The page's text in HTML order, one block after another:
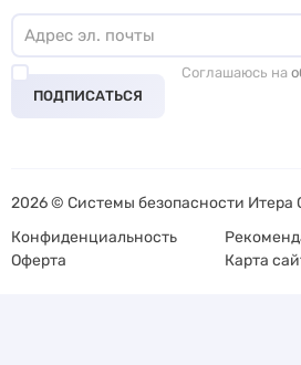
ПОДПИСАТЬСЯ
Соглашаюсь на
2026 © Системы безопасности Итера
Конфиденциальность
Оферта
Карта